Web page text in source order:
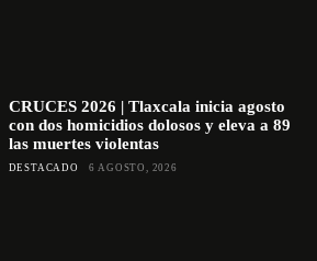
CRUCES 2026 | Tlaxcala inicia agosto
con dos homicidios dolosos y eleva a 89
las muertes violentas
DESTACADO 6 AGOSTO, 2026